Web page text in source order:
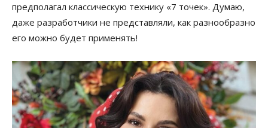
предполагал классическую технику «7 точек». Думаю,
даже разработчики не представляли, как разнообразно
его можно будет применять!